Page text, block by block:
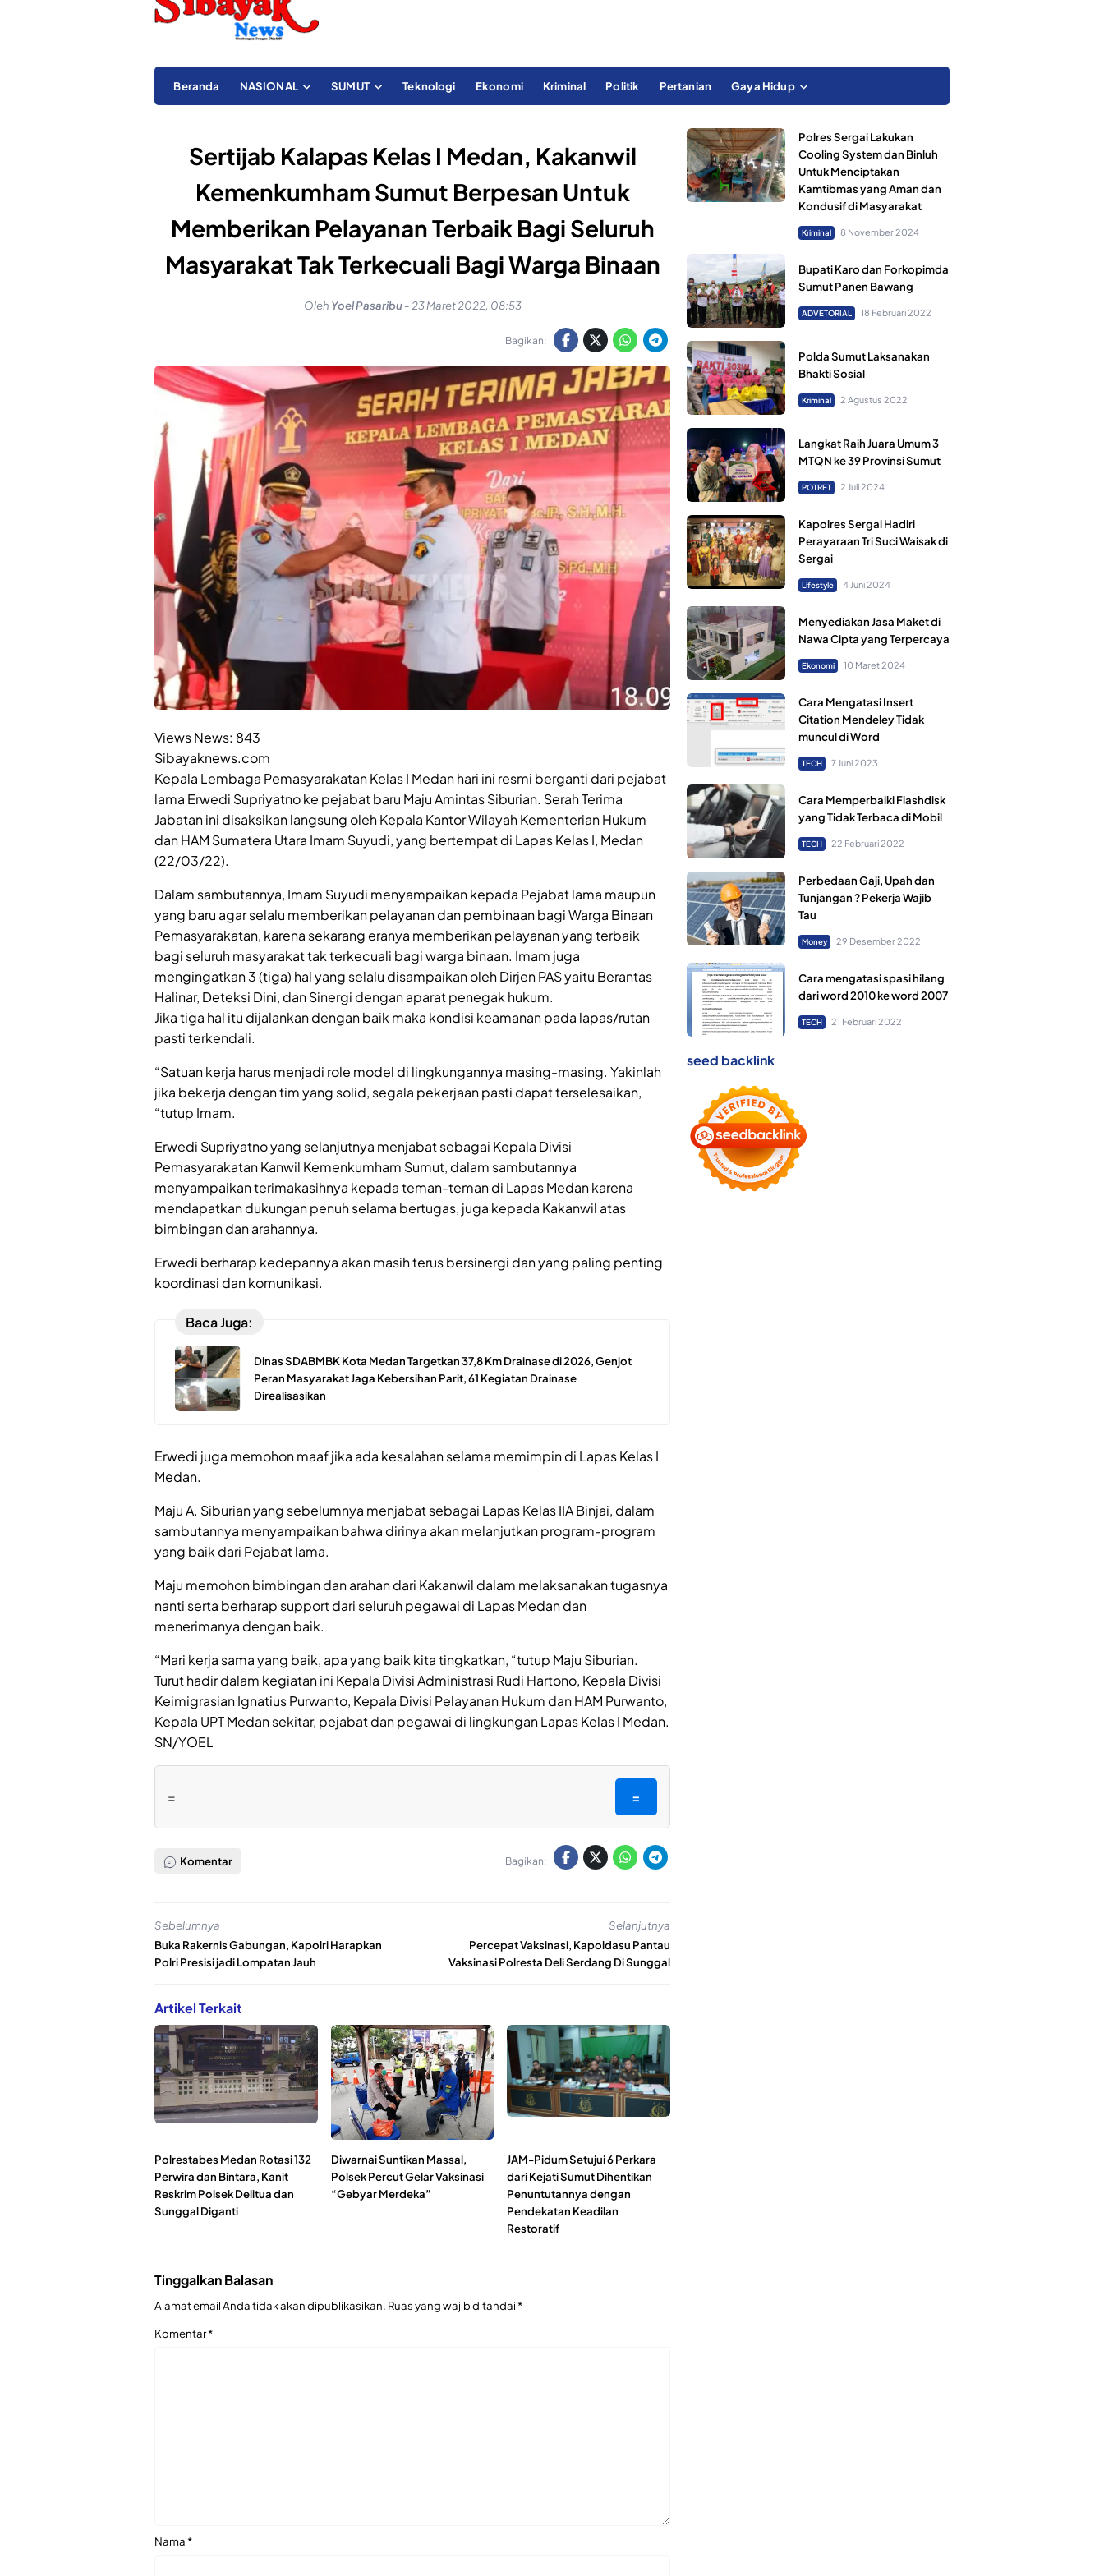
Beranda NASIONAL SUMUT Teknologi Ekonomi Kriminal Politik Pertanian Gaya Hidup
Sertijab Kalapas Kelas I Medan, Kakanwil
Kemenkumham Sumut Berpesan Untuk
Memberikan Pelayanan Terbaik Bagi Seluruh
Masyarakat Tak Terkecuali Bagi Warga Binaan
Oleh Yoel Pasaribu - 23 Maret 2022, 08:53
Bagikan:
Views News: 843
Sibayaknews.com
Kepala Lembaga Pemasyarakatan Kelas I Medan hari ini resmi berganti dari pejabat
lama Erwedi Supriyatno ke pejabat baru Maju Amintas Siburian. Serah Terima
Jabatan ini disaksikan langsung oleh Kepala Kantor Wilayah Kementerian Hukum
dan HAM Sumatera Utara Imam Suyudi, yang bertempat di Lapas Kelas I, Medan
(22/03/22).
Dalam sambutannya, Imam Suyudi menyampaikan kepada Pejabat lama maupun
yang baru agar selalu memberikan pelayanan dan pembinaan bagi Warga Binaan
Pemasyarakatan, karena sekarang eranya memberikan pelayanan yang terbaik
bagi seluruh masyarakat tak terkecuali bagi warga binaan. Imam juga
mengingatkan 3 (tiga) hal yang selalu disampaikan oleh Dirjen PAS yaitu Berantas
Halinar, Deteksi Dini, dan Sinergi dengan aparat penegak hukum.
Jika tiga hal itu dijalankan dengan baik maka kondisi keamanan pada lapas/rutan
pasti terkendali.
“Satuan kerja harus menjadi role model di lingkungannya masing-masing. Yakinlah
jika bekerja dengan tim yang solid, segala pekerjaan pasti dapat terselesaikan,
“tutup Imam.
Erwedi Supriyatno yang selanjutnya menjabat sebagai Kepala Divisi
Pemasyarakatan Kanwil Kemenkumham Sumut, dalam sambutannya
menyampaikan terimakasihnya kepada teman-teman di Lapas Medan karena
mendapatkan dukungan penuh selama bertugas, juga kepada Kakanwil atas
bimbingan dan arahannya.
Erwedi berharap kedepannya akan masih terus bersinergi dan yang paling penting
koordinasi dan komunikasi.
Baca Juga:
Dinas SDABMBK Kota Medan Targetkan 37,8 Km Drainase di 2026, Genjot
Peran Masyarakat Jaga Kebersihan Parit, 61 Kegiatan Drainase
Direalisasikan
Erwedi juga memohon maaf jika ada kesalahan selama memimpin di Lapas Kelas I
Medan.
Maju A. Siburian yang sebelumnya menjabat sebagai Lapas Kelas IIA Binjai, dalam
sambutannya menyampaikan bahwa dirinya akan melanjutkan program-program
yang baik dari Pejabat lama.
Maju memohon bimbingan dan arahan dari Kakanwil dalam melaksanakan tugasnya
nanti serta berharap support dari seluruh pegawai di Lapas Medan dan
menerimanya dengan baik.
“Mari kerja sama yang baik, apa yang baik kita tingkatkan, “tutup Maju Siburian.
Turut hadir dalam kegiatan ini Kepala Divisi Administrasi Rudi Hartono, Kepala Divisi
Keimigrasian Ignatius Purwanto, Kepala Divisi Pelayanan Hukum dan HAM Purwanto,
Kepala UPT Medan sekitar, pejabat dan pegawai di lingkungan Lapas Kelas I Medan.
SN/YOEL
= =
Komentar Bagikan:
Sebelumnya
Buka Rakernis Gabungan, Kapolri Harapkan
Polri Presisi jadi Lompatan Jauh
Selanjutnya
Percepat Vaksinasi, Kapoldasu Pantau
Vaksinasi Polresta Deli Serdang Di Sunggal
Artikel Terkait
Polrestabes Medan Rotasi 132
Perwira dan Bintara, Kanit
Reskrim Polsek Delitua dan
Sunggal Diganti
Diwarnai Suntikan Massal,
Polsek Percut Gelar Vaksinasi
“Gebyar Merdeka”
JAM-Pidum Setujui 6 Perkara
dari Kejati Sumut Dihentikan
Penuntutannya dengan
Pendekatan Keadilan
Restoratif
Tinggalkan Balasan
Alamat email Anda tidak akan dipublikasikan. Ruas yang wajib ditandai*
Komentar*
Nama*
Polres Sergai Lakukan
Cooling System dan Binluh
Untuk Menciptakan
Kamtibmas yang Aman dan
Kondusif di Masyarakat
Kriminal 8 November 2024
Bupati Karo dan Forkopimda
Sumut Panen Bawang
ADVETORIAL 18 Februari 2022
Polda Sumut Laksanakan
Bhakti Sosial
Kriminal 2 Agustus 2022
Langkat Raih Juara Umum 3
MTQN ke 39 Provinsi Sumut
POTRET 2 Juli 2024
Kapolres Sergai Hadiri
Perayaraan Tri Suci Waisak di
Sergai
Lifestyle 4 Juni 2024
Menyediakan Jasa Maket di
Nawa Cipta yang Terpercaya
Ekonomi 10 Maret 2024
Cara Mengatasi Insert
Citation Mendeley Tidak
muncul di Word
TECH 7 Juni 2023
Cara Memperbaiki Flashdisk
yang Tidak Terbaca di Mobil
TECH 22 Februari 2022
Perbedaan Gaji, Upah dan
Tunjangan ? Pekerja Wajib
Tau
Money 29 Desember 2022
Cara mengatasi spasi hilang
dari word 2010 ke word 2007
TECH 21 Februari 2022
seed backlink